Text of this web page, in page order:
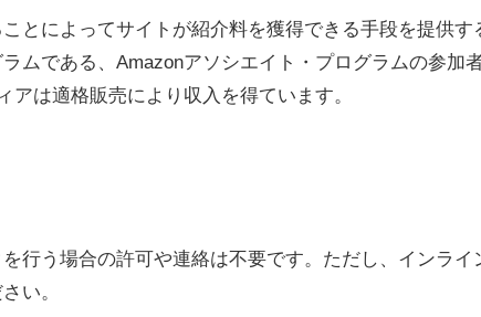
とによってサイトが紹介料を獲得できる手段を提供す
ムである、Amazonアソシエイト・プログラムの参加
は適格販売により収入を得ています。
行う場合の許可や連絡は不要です。ただし、インライ
い。